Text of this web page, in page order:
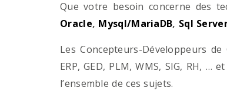
Que votre besoin concerne des
Oracle, Mysql/MariaDB, Sql
Les Concepteurs-Développeurs
ERP, GED, PLM, WMS, SIG, RH,
l’ensemble de ces sujets.